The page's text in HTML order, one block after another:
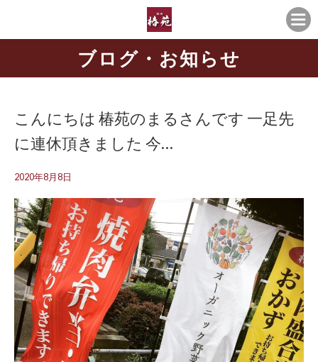
ブログ・お知らせ
こんにちは️ 椿苑のまるさんです 一足先
に連休頂きました 今…
2020年8月8日